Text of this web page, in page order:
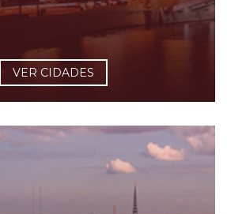
VER CIDADES